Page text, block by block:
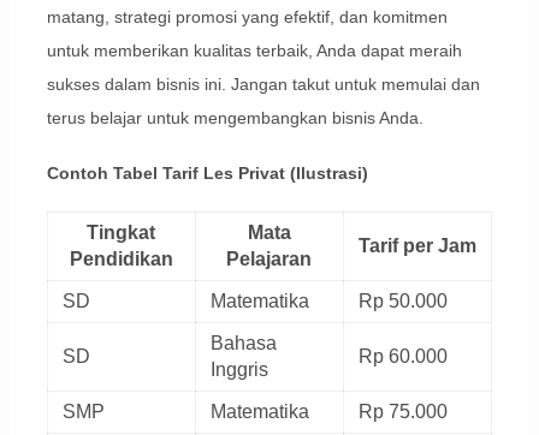
matang, strategi promosi yang efektif, dan komitmen
untuk memberikan kualitas terbaik, Anda dapat meraih
sukses dalam bisnis ini. Jangan takut untuk memulai dan
terus belajar untuk mengembangkan bisnis Anda.
Contoh Tabel Tarif Les Privat (Ilustrasi)
Tingkat
Pendidikan
Mata
Pelajaran
Tarif per Jam
SD Matematika Rp 50.000
SD
Bahasa
Inggris
Rp 60.000
SMP Matematika Rp 75.000